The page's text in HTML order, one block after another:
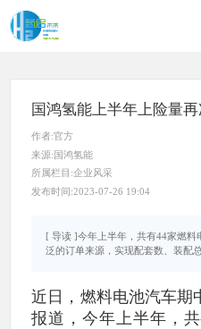
国鸿氢能上半年上险量
作者:官方
来源:国鸿氢能
所属栏目:企业风采
发布时间:2023-07-26 19:04
[ 导读 ]今年上半年，共有44家燃
泛的订单来源，实现配套数、装配
近日，燃料电池汽车期
报道，今年上半年，